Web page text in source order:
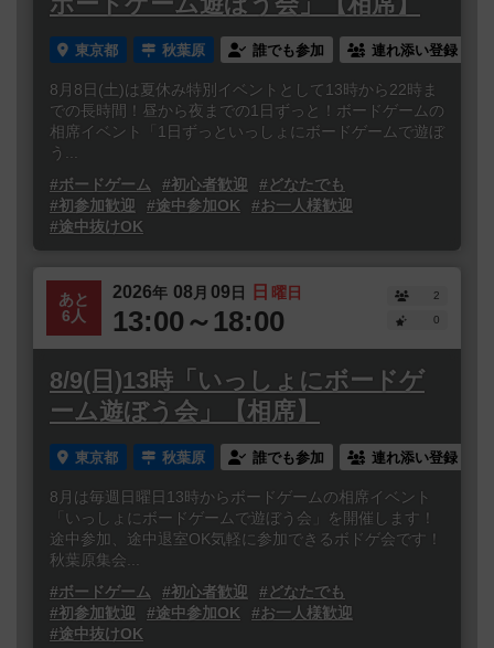
東京都 秋葉原 誰でも参加 連れ添い登録
8月8日(土)は夏休み特別イベントとして13時から22時ま
での長時間！昼から夜までの1日ずっと！ボードゲームの
相席イベント「1日ずっといっしょにボードゲームで遊ぼ
う...
#ボードゲーム
#初心者歓迎
#どなたでも
#初参加歓迎
#途中参加OK
#お一人様歓迎
#途中抜けOK
あと
6人
2026年 08 月 09日 日 曜日
13:00～18:00
2
0
8/9(日)13時「いっしょにボードゲ
ーム遊ぼう会」【相席】
東京都 秋葉原 誰でも参加 連れ添い登録
8月は毎週日曜日13時からボードゲームの相席イベント
「いっしょにボードゲームで遊ぼう会」を開催します！
途中参加、途中退室OK気軽に参加できるボドゲ会です！
秋葉原集会...
#ボードゲーム
#初心者歓迎
#どなたでも
#初参加歓迎
#途中参加OK
#お一人様歓迎
#途中抜けOK